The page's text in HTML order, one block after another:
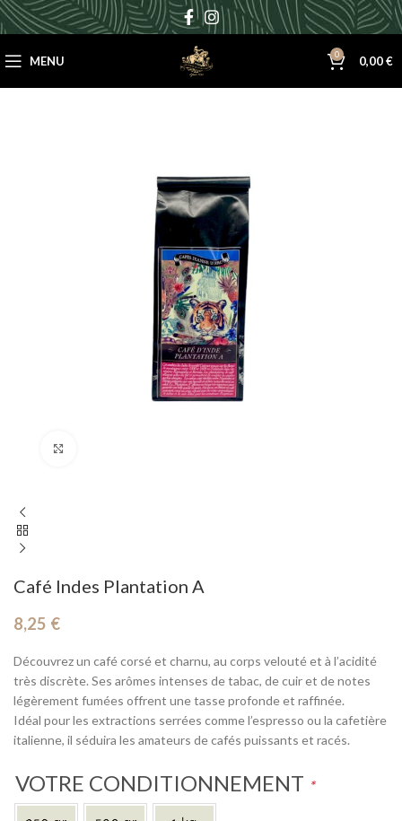
MENU 0 0,00€
Café Indes Plantation A
8,25 €
Découvrez un café corsé et charnu, au corps velouté et à l’acidité
très discrète. Ses arômes intenses de tabac, de cuir et de notes
légèrement fumées offrent une tasse profonde et raffinée.
Idéal pour les extractions serrées comme l’espresso ou la cafetière
italienne, il séduira les amateurs de cafés puissants et racés.
VOTRE CONDITIONNEMENT *